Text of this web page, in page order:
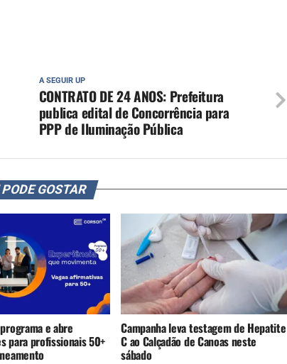
A SEGUIR UP
CONTRATO DE 24 ANOS: Prefeitura
publica edital de Concorrência para
PPP de Iluminação Pública
PODE GOSTAR
e abre
para profissionais 50+
Campanha leva testagem de Hepatite
C ao Calçadão de Canoas neste
sábado